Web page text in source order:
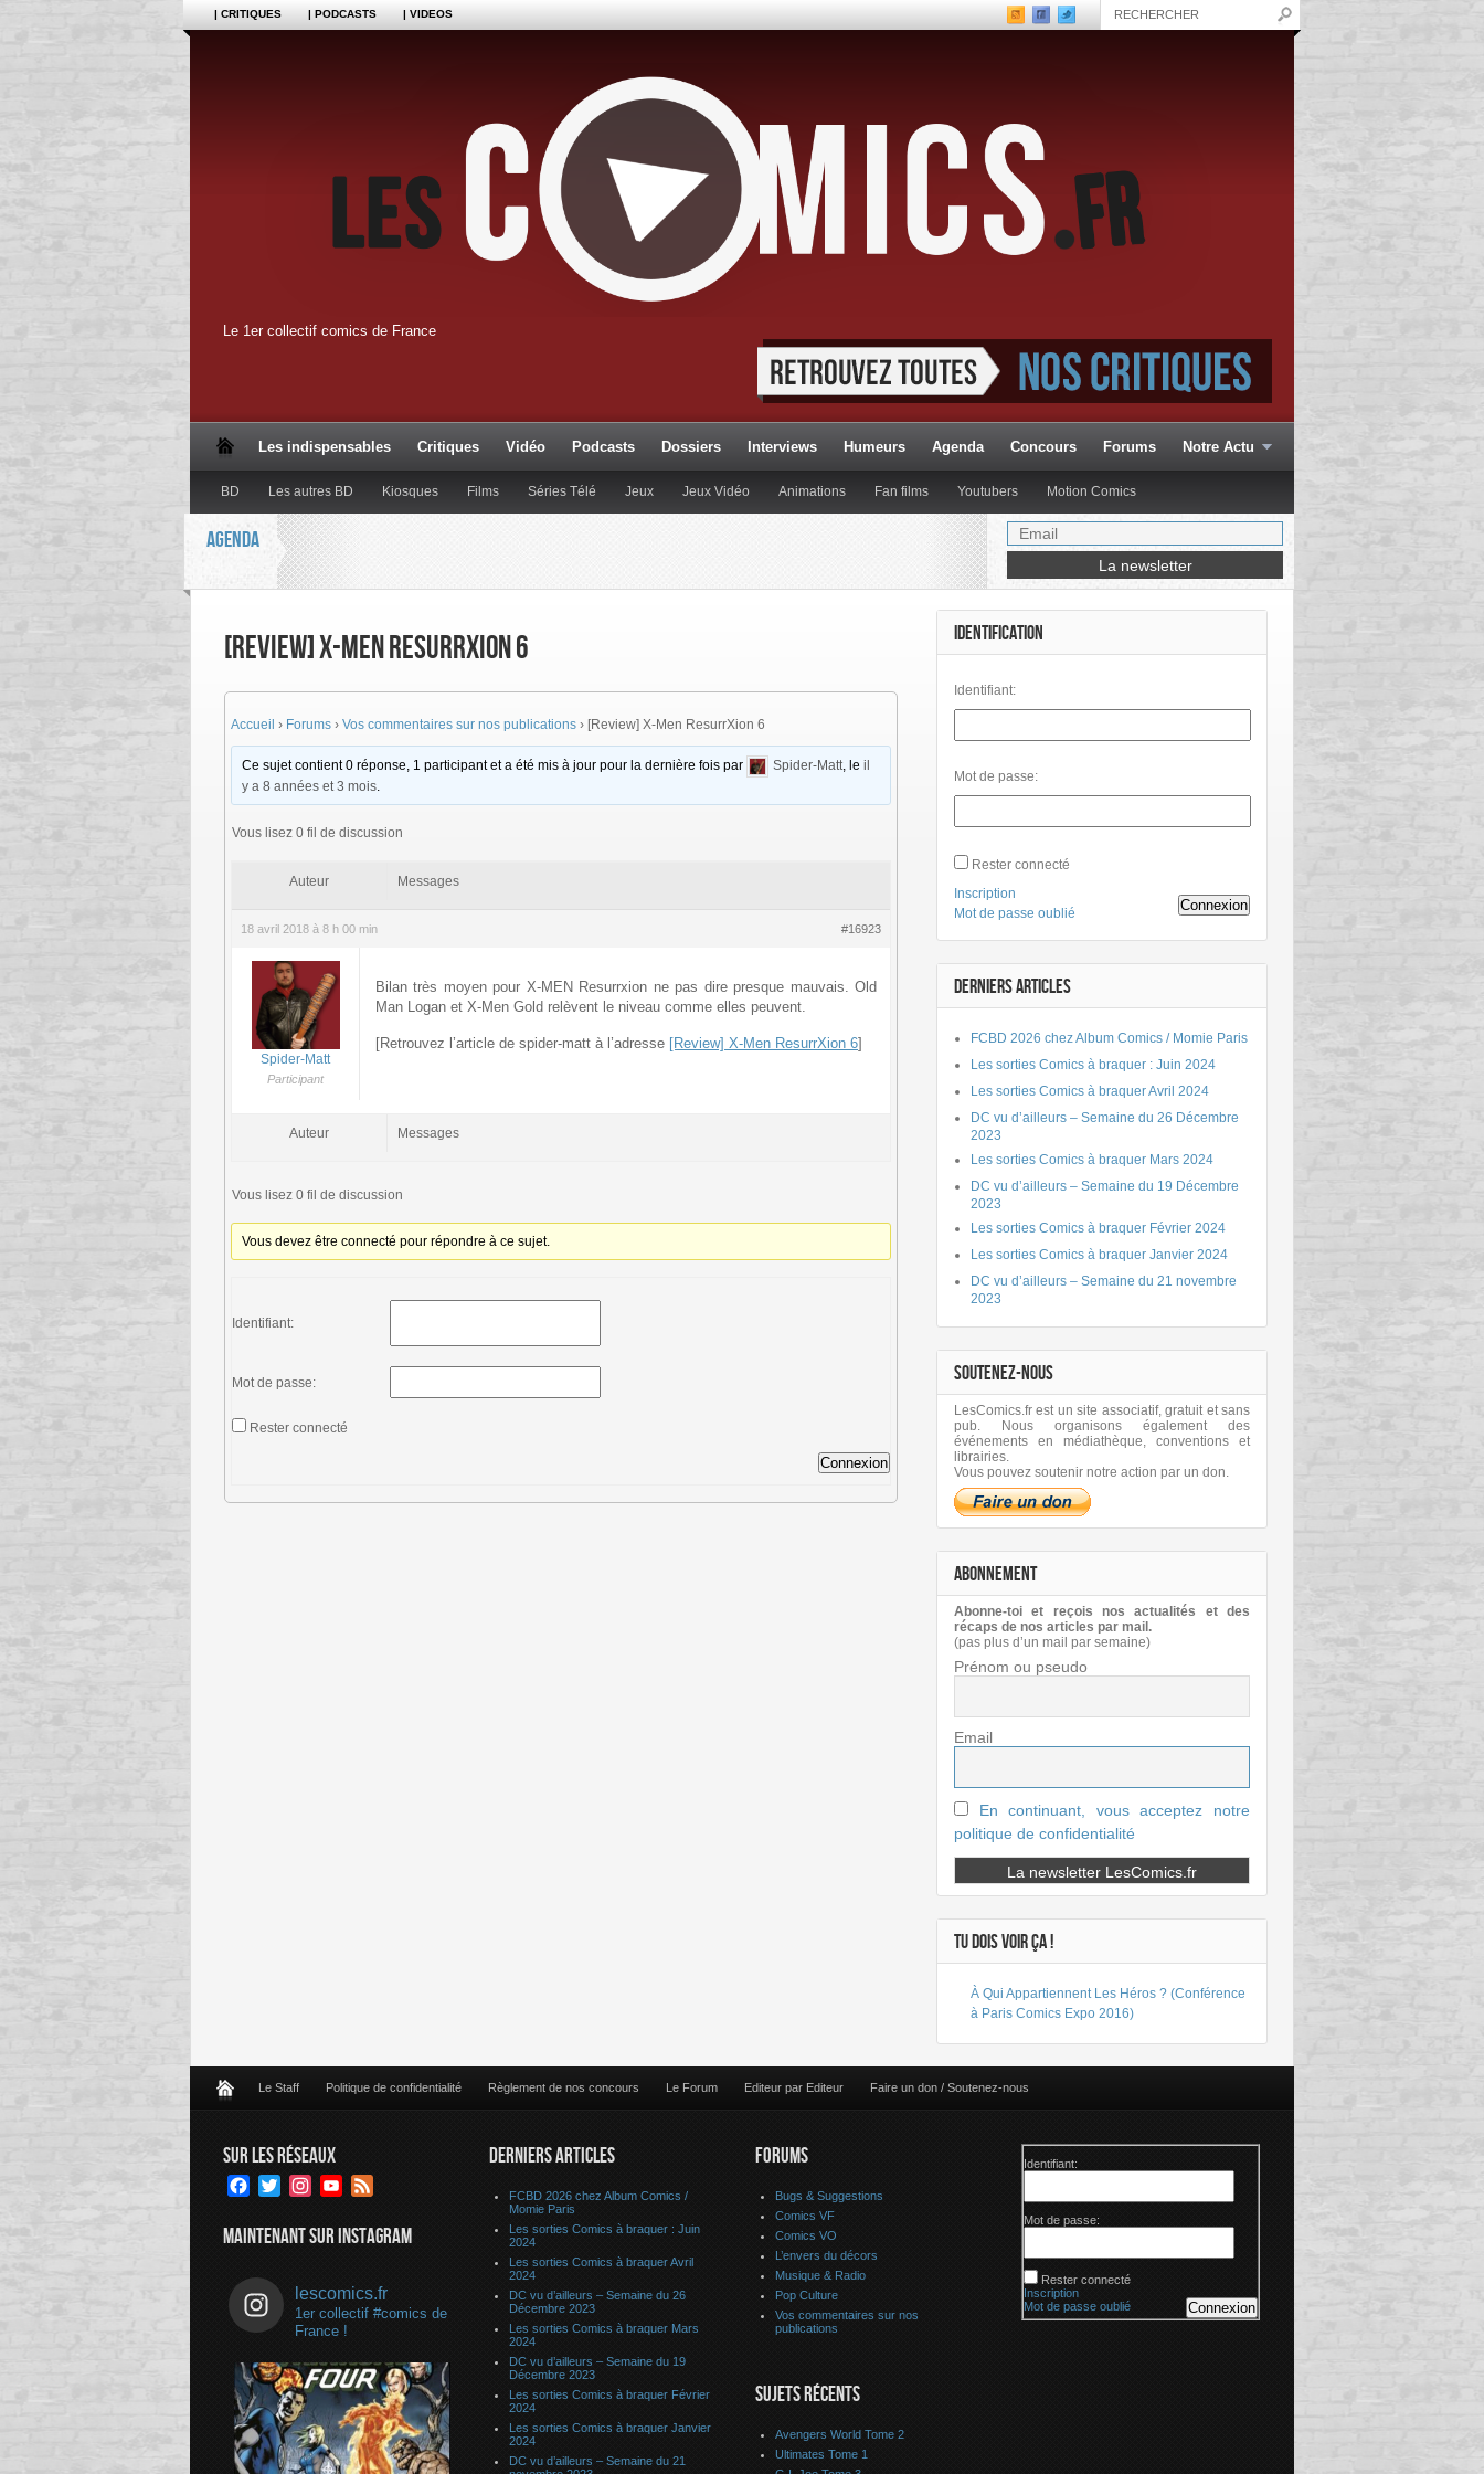
| CRITIQUES | PODCASTS | VIDEOS
Le 1er collectif comics de France
Les indispensables Critiques Vidéo Podcasts Dossiers Interviews Humeurs Agenda Concours Forums Notre Actu
BD Les autres BD Kiosques Films Séries Télé Jeux Jeux Vidéo Animations Fan films Youtubers Motion Comics
AGENDA
[Review] X-Men ResurrXion 6
Accueil › Forums › Vos commentaires sur nos publications › [Review] X-Men ResurrXion 6
Ce sujet contient 0 réponse, 1 participant et a été mis à jour pour la dernière fois par Spider-Matt, leil
y a 8 années et 3 mois.
Vous lisez 0 fil de discussion
Auteur Messages
18 avril 2018 à 8 h 00 min #16923
Spider-Matt
Participant
Bilan très moyen pour X-MEN Resurrxion ne pas dire presque mauvais. Old
Man Logan et X-Men Gold relèvent le niveau comme elles peuvent.
[Retrouvez l’article de spider-matt à l’adresse [Review] X-Men ResurrXion 6]
Auteur Messages
Vous lisez 0 fil de discussion
Vous devez être connecté pour répondre à ce sujet.
Identifiant:
Mot de passe:
Rester connecté
Connexion
IDENTIFICATION
Identifiant:
Mot de passe:
Rester connecté
Connexion
Inscription
Mot de passe oublié
DERNIERS ARTICLES
FCBD 2026 chez Album Comics / Momie Paris
Les sorties Comics à braquer : Juin 2024
Les sorties Comics à braquer Avril 2024
DC vu d’ailleurs – Semaine du 26 Décembre
2023
Les sorties Comics à braquer Mars 2024
DC vu d’ailleurs – Semaine du 19 Décembre
2023
Les sorties Comics à braquer Février 2024
Les sorties Comics à braquer Janvier 2024
DC vu d’ailleurs – Semaine du 21 novembre
2023
SOUTENEZ-NOUS
LesComics.fr est un site associatif, gratuit et sans
pub. Nous organisons également des
événements en médiathèque, conventions et
librairies.
Vous pouvez soutenir notre action par un don.
ABONNEMENT
Abonne-toi et reçois nos actualités et des
récaps de nos articles par mail.
(pas plus d’un mail par semaine)
Prénom ou pseudo
Email
En continuant, vous acceptez notre
politique de confidentialité
TU DOIS VOIR ÇA !
À Qui Appartiennent Les Héros ? (Conférence
à Paris Comics Expo 2016)
Le Staff Politique de confidentialité Règlement de nos concours Le Forum Editeur par Editeur Faire un don / Soutenez-nous
SUR LES RÉSEAUX
Facebook
TwitterInstagramYouTube
MAINTENANT SUR INSTAGRAM
lescomics.fr
1er collectif #comics de
France !
DERNIERS ARTICLES
FCBD 2026 chez Album Comics /
Momie Paris
Les sorties Comics à braquer : Juin
2024
Les sorties Comics à braquer Avril
2024
DC vu d’ailleurs – Semaine du 26
Décembre 2023
Les sorties Comics à braquer Mars
2024
DC vu d’ailleurs – Semaine du 19
Décembre 2023
Les sorties Comics à braquer Février
2024
Les sorties Comics à braquer Janvier
2024
DC vu d’ailleurs – Semaine du 21
FORUMS
Bugs & Suggestions
Comics VF
Comics VO
L’envers du décors
Musique & Radio
Pop Culture
Vos commentaires sur nos
publications
SUJETS RÉCENTS
Avengers World Tome 2
Ultimates Tome 1
Identifiant:
Mot de passe:
Rester connecté
Connexion
Inscription
Mot de passe oublié